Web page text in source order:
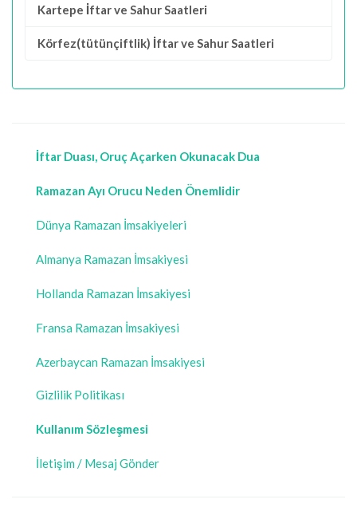
Kartepe İftar ve Sahur Saatleri
Körfez(tütünçiftlik) İftar ve Sahur Saatleri
İftar Duası, Oruç Açarken Okunacak Dua
Ramazan Ayı Orucu Neden Önemlidir
Dünya Ramazan İmsakiyeleri
Almanya Ramazan İmsakiyesi
Hollanda Ramazan İmsakiyesi
Fransa Ramazan İmsakiyesi
Azerbaycan Ramazan İmsakiyesi
Gizlilik Politikası
Kullanım Sözleşmesi
İletişim / Mesaj Gönder